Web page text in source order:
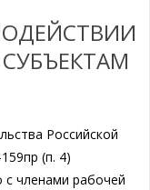
Российской
(п. 4)
с членами рабочей